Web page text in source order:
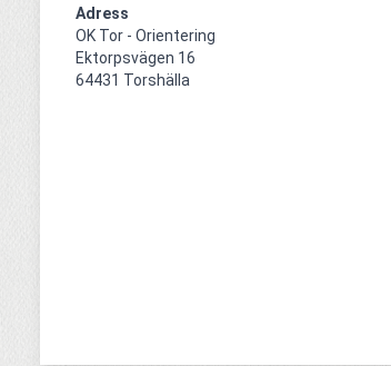
Adress
OK Tor - Orientering
Ektorpsvägen 16
64431 Torshälla